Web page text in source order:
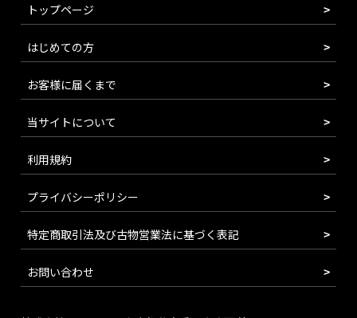
トップページ
はじめての方
お客様に届くまで
当サイトについて
利用規約
プライバシーポリシー
特定商取引法及び古物営業法に基づく表記
お問い合わせ